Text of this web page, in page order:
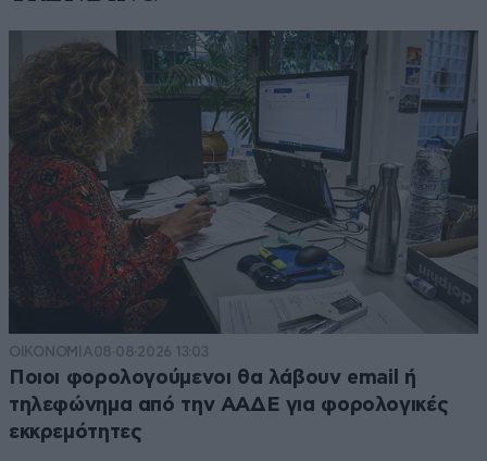
ΟΙΚΟΝΟΜΙΑ08·08·2026 13:03
Ποιοι φορολογούμενοι θα λάβουν email ή
τηλεφώνημα από την ΑΑΔΕ για φορολογικές
εκκρεμότητες